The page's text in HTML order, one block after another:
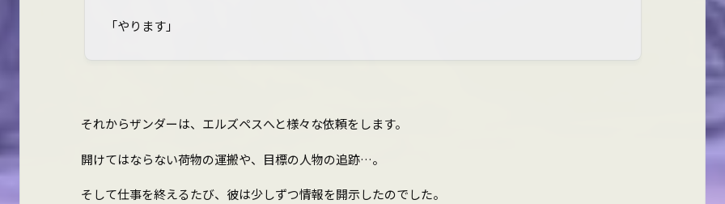
「やります」
それからザンダーは、エルズペスへと様々な依頼をします。
開けてはならない荷物の運搬や、目標の人物の追跡…。
そして仕事を終えるたび、彼は少しずつ情報を開示したのでした。